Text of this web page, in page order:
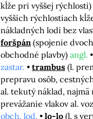
kĺže pri vyššej rýchlosti)
vyšších rýchlostiach
nákladných lodí bez
foršpán (spojenie
obchodné plavby) angl.
zastar.
trambus (l.
prepravu osôb,
al. tekutý náklad, najmä
prevážanie vlakov al.
obch. lod.
lo-lo (l. s